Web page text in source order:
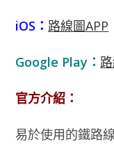
iOS：路線圖APP
Google Play：
官方介紹：
易於使用的鐵路